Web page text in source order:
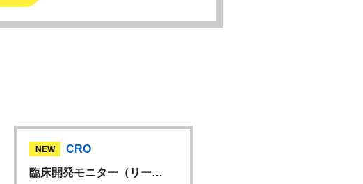
NEW
CRO
臨床開発モニター（リー…